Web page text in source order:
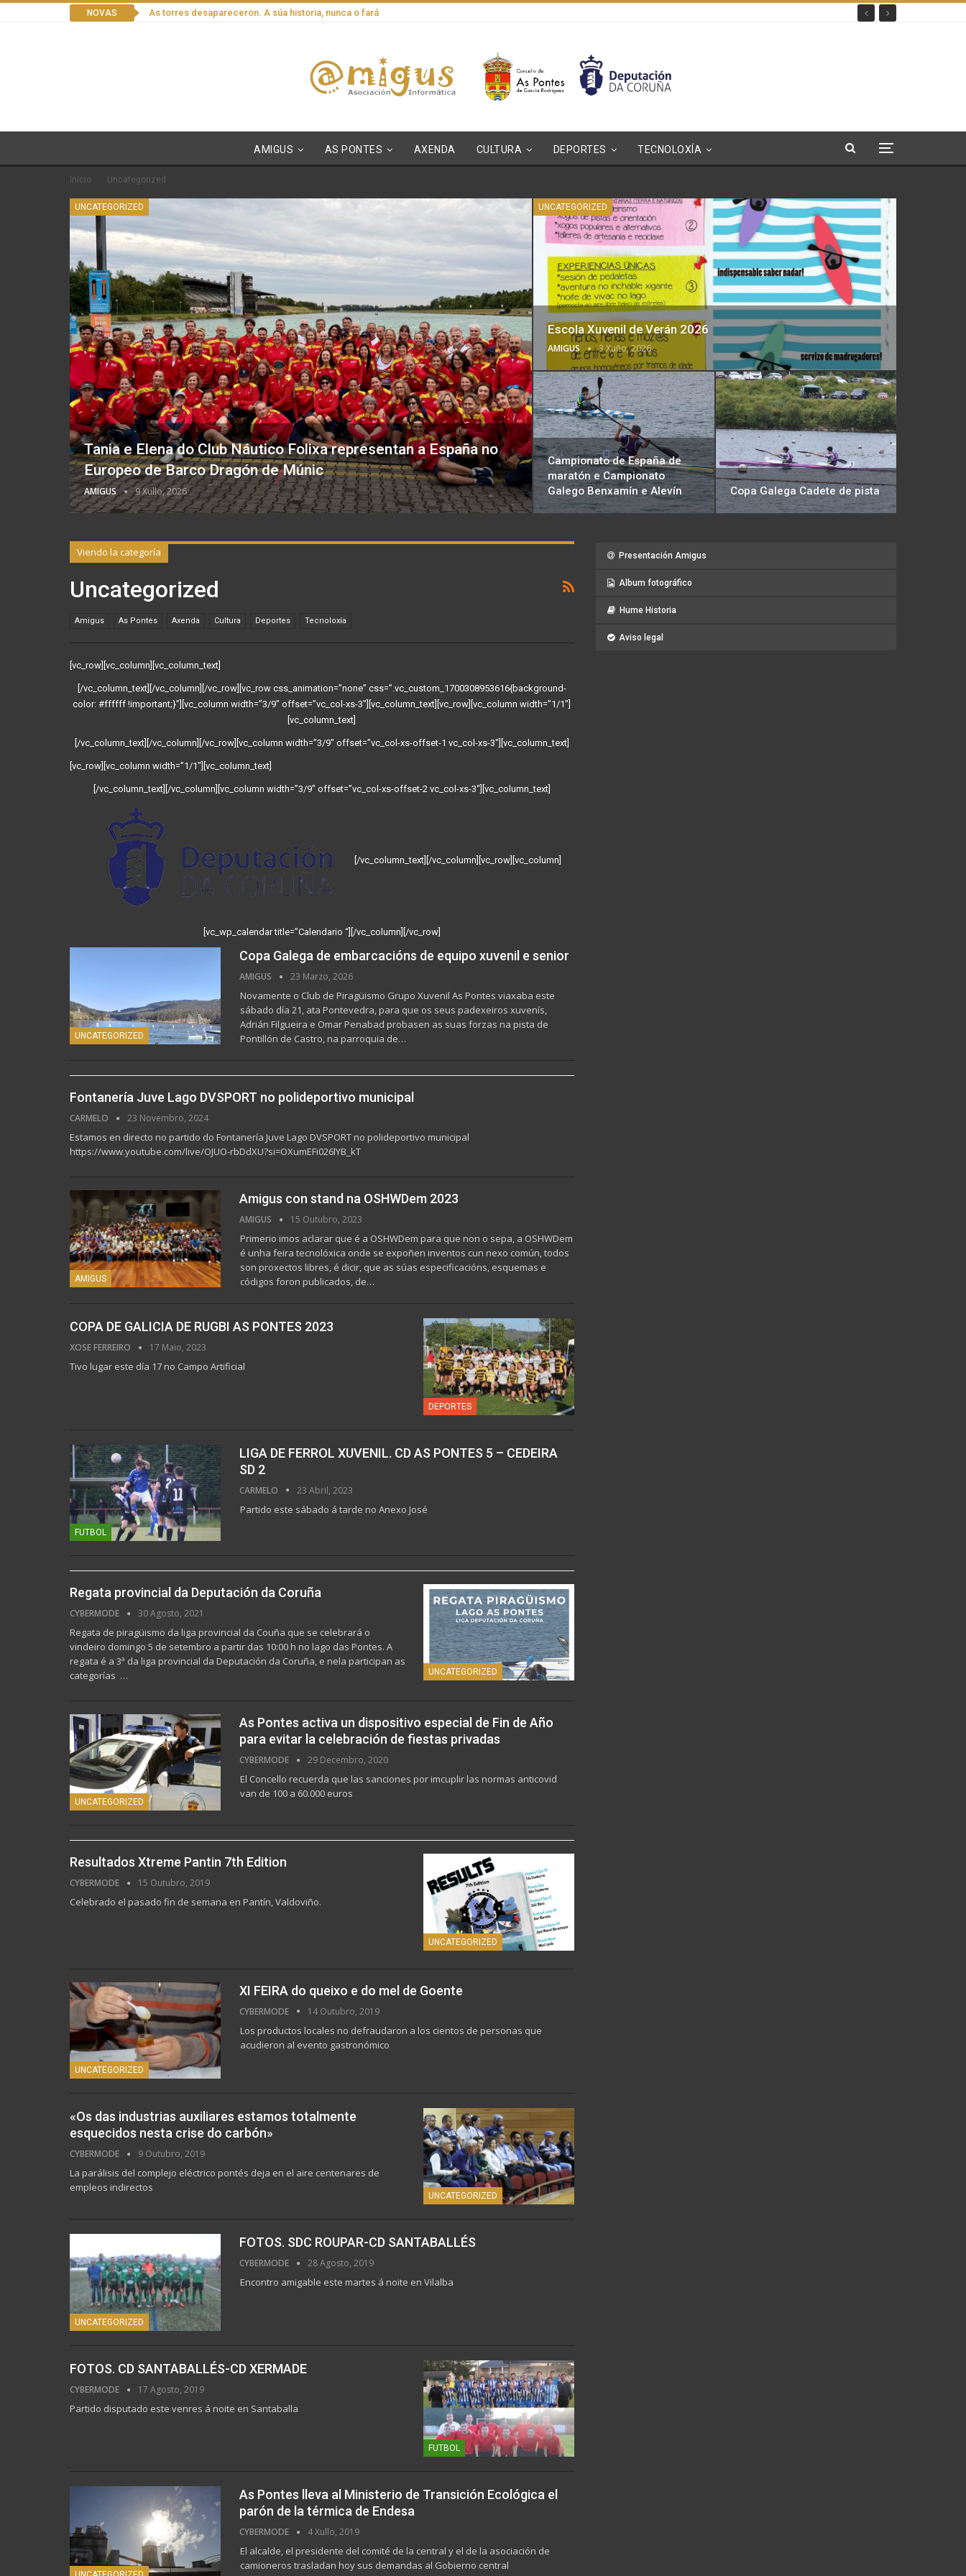
NOVAS As torres desapareceron. A súa historia, nunca o fará
AMIGUS AS PONTES AXENDA CULTURA DEPORTES TECNOLOXÍA
Inicio Uncategorized
UNCATEGORIZED
Tania e Elena do Club Náutico Folixa representan a España no
Europeo de Barco Dragón de Múnic
AMIGUS 9 Xullo, 2026
UNCATEGORIZED
Escola Xuvenil de Verán 2026
AMIGUS 3 Xuño, 2026
Campionato de España de
maratón e Campionato
Galego Benxamín e Alevín
Copa Galega Cadete de pista
Viendo la categoría
Uncategorized
Amigus As Pontes Axenda Cultura Deportes Tecnoloxía
[vc_row][vc_column][vc_column_text]
[/vc_column_text][/vc_column][/vc_row][vc_row css_animation=”none” css=”.vc_custom_1700308953616{background-
color: #ffffff !important;}”][vc_column width=”3/9″ offset=”vc_col-xs-3″][vc_column_text][vc_row][vc_column width=”1/1″]
[vc_column_text]
[/vc_column_text][/vc_column][/vc_row][vc_column width=”3/9″ offset=”vc_col-xs-offset-1 vc_col-xs-3″][vc_column_text]
[vc_row][vc_column width=”1/1″][vc_column_text]
[/vc_column_text][/vc_column][vc_column width=”3/9″ offset=”vc_col-xs-offset-2 vc_col-xs-3″][vc_column_text]
[/vc_column_text][/vc_column][vc_row][vc_column]
[vc_wp_calendar title=”Calendario “][/vc_column][/vc_row]
UNCATEGORIZED
Copa Galega de embarcacións de equipo xuvenil e senior
AMIGUS 23 Marzo, 2026
Novamente o Club de Piragüismo Grupo Xuvenil As Pontes viaxaba este
sábado día 21, ata Pontevedra, para que os seus padexeiros xuvenís,
Adrián Filgueira e Omar Penabad probasen as suas forzas na pista de
Pontillón de Castro, na parroquia de…
Fontanería Juve Lago DVSPORT no polideportivo municipal
CARMELO 23 Novembro, 2024
Estamos en directo no partido do Fontanería Juve Lago DVSPORT no polideportivo municipal
https://www.youtube.com/live/OJUO-rbDdXU?si=OXumEFi026lYB_kT
AMIGUS
Amigus con stand na OSHWDem 2023
AMIGUS 15 Outubro, 2023
Primerio imos aclarar que é a OSHWDem para que non o sepa, a OSHWDem
é unha feira tecnolóxica onde se expoñen inventos cun nexo común, todos
son proxectos libres, é dicir, que as súas especificacións, esquemas e
códigos foron publicados, de…
DEPORTES
COPA DE GALICIA DE RUGBI AS PONTES 2023
XOSE FERREIRO 17 Maio, 2023
Tivo lugar este día 17 no Campo Artificial
FUTBOL
LIGA DE FERROL XUVENIL. CD AS PONTES 5 – CEDEIRA
SD 2
CARMELO 23 Abril, 2023
Partido este sábado á tarde no Anexo José
UNCATEGORIZED
Regata provincial da Deputación da Coruña
CYBERMODE 30 Agosto, 2021
Regata de piragüismo da liga provincial da Couña que se celebrará o
vindeiro domingo 5 de setembro a partir das 10:00 h no lago das Pontes. A
regata é a 3ª da liga provincial da Deputación da Coruña, e nela participan as
categorías …
UNCATEGORIZED
As Pontes activa un dispositivo especial de Fin de Año
para evitar la celebración de fiestas privadas
CYBERMODE 29 Decembro, 2020
El Concello recuerda que las sanciones por imcuplir las normas anticovid
van de 100 a 60.000 euros
UNCATEGORIZED
Resultados Xtreme Pantin 7th Edition
CYBERMODE 15 Outubro, 2019
Celebrado el pasado fin de semana en Pantín, Valdoviño.
UNCATEGORIZED
XI FEIRA do queixo e do mel de Goente
CYBERMODE 14 Outubro, 2019
Los productos locales no defraudaron a los cientos de personas que
acudieron al evento gastronómico
UNCATEGORIZED
«Os das industrias auxiliares estamos totalmente
esquecidos nesta crise do carbón»
CYBERMODE 9 Outubro, 2019
La parálisis del complejo eléctrico pontés deja en el aire centenares de
empleos indirectos
UNCATEGORIZED
FOTOS. SDC ROUPAR-CD SANTABALLÉS
CYBERMODE 28 Agosto, 2019
Encontro amigable este martes á noite en Vilalba
FUTBOL
FOTOS. CD SANTABALLÉS-CD XERMADE
CYBERMODE 17 Agosto, 2019
Partido disputado este venres á noite en Santaballa
As Pontes lleva al Ministerio de Transición Ecológica el
parón de la térmica de Endesa
CYBERMODE 4 Xullo, 2019
El alcalde, el presidente del comité de la central y el de la asociación de
camioneros trasladan hoy sus demandas al Gobierno central
Presentación Amigus
Album fotográfico
Hume Historia
Aviso legal